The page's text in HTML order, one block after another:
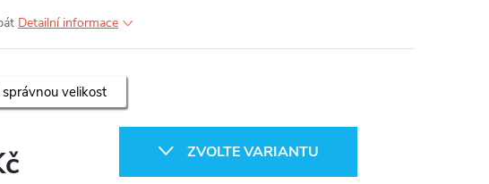
Detailní informace
velikost
ZVOLTE VARIANTU